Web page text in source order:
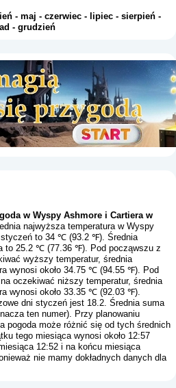
-maj -czerwiec -lipiec -sierpień -
-grudzień
w Wyspy Ashmore i Cartiera w
najwyższa temperatura w Wyspy
styczeń to 34 ℃ (93.2 ℉). Średnia
to 25.2 ℃ (77.36 ℉). Pod począwszu z
wyższy temperatur, średnia
wynosi około 34.75 ℃ (94.55 ℉). Pod
oczekiwać niższy temperatur, średnia
wynosi około 33.35 ℃ (92.03 ℉).
dni styczeń jest 18.2. Średnia suma
ten numer). Przy planowaniu
pogoda może różnić się od tych średnich
tego miesiąca wynosi około 12:57
12:52 i na końcu miesiąca
nie mamy dokładnych danych dla